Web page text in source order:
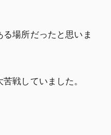
場所だったと思いま
戦していました。